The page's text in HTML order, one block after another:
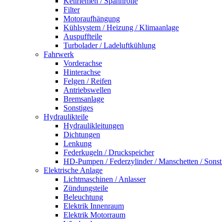
Filter
Motoraufhängung
Kühlsystem / Heizung / Klimaanlage
Auspuffteile
Turbolader / Ladeluftkühlung
Fahrwerk
Vorderachse
Hinterachse
Felgen / Reifen
Antriebswellen
Bremsanlage
Sonstiges
Hydraulikteile
Hydraulikleitungen
Dichtungen
Lenkung
Federkugeln / Druckspeicher
HD-Pumpen / Federzylinder / Manschetten /
Elektrische Anlage
Lichtmaschinen / Anlasser
Zündungsteile
Beleuchtung
Elektrik Innenraum
Elektrik Motorraum